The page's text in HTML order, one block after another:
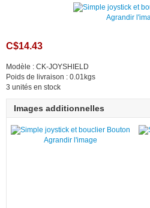
Agrandir
C$14.43
Modèle : CK-JOYSHIELD
Poids de livraison : 0.01kgs
3 unités en stock
Images additionnelles
Agrandir l'image